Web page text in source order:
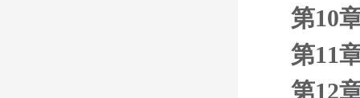
第10
第11
第12